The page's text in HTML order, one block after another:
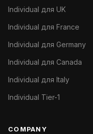
Individual для UK
Individual для France
Individual для Germany
Individual для Canada
Individual для Italy
Individual Tier-1
COMPANY